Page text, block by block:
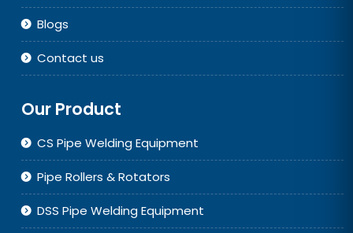
Blogs
Contact us
Our Product
CS Pipe Welding Equipment
Pipe Rollers & Rotators
DSS Pipe Welding Equipment